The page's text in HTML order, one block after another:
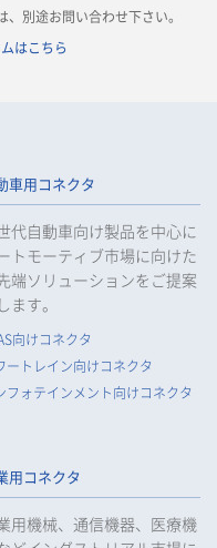
別途お問い合わせ下さい。
はこちら
車用コネクタ
代自動車向け製品を中心に
トモーティブ市場に向けた
端ソリューションをご提案
ます。
向けコネクタ
ートレイン向けコネクタ
フォテインメント向けコネクタ
用コネクタ
用機械、通信機器、医療機